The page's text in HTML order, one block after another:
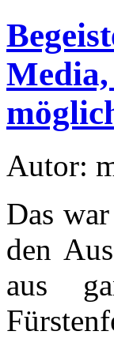
Autor:
Das
den
aus